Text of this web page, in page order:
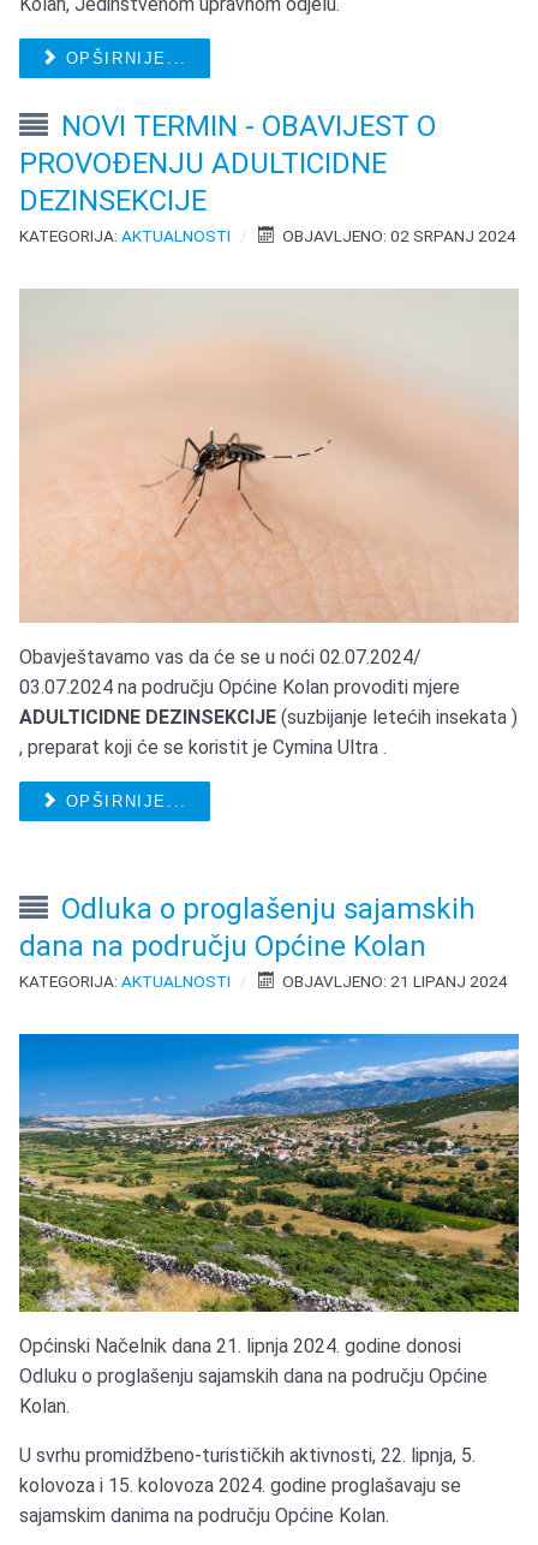
Kolan, Jedinstvenom upravnom odjelu.
OPŠIRNIJE...
NOVI TERMIN - OBAVIJEST O
PROVOĐENJU ADULTICIDNE
DEZINSEKCIJE
KATEGORIJA:AKTUALNOSTI OBJAVLJENO: 02 SRPANJ 2024
Obavještavamo vas da će se u noći 02.07.2024/
03.07.2024 na području Općine Kolan provoditi mjere
ADULTICIDNE DEZINSEKCIJE (suzbijanje letećih insekata )
, preparat koji će se koristit je Cymina Ultra .
OPŠIRNIJE...
Odluka o proglašenju sajamskih
dana na području Općine Kolan
KATEGORIJA:AKTUALNOSTI OBJAVLJENO: 21 LIPANJ 2024
Općinski Načelnik dana 21. lipnja 2024. godine donosi
Odluku o proglašenju sajamskih dana na području Općine
Kolan.
U svrhu promidžbeno-turističkih aktivnosti, 22. lipnja, 5.
kolovoza i 15. kolovoza 2024. godine proglašavaju se
sajamskim danima na području Općine Kolan.